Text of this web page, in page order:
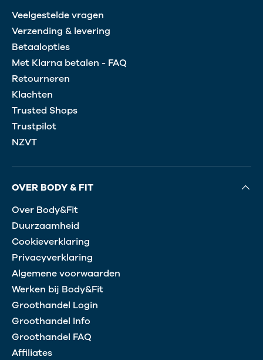
Veelgestelde vragen
Verzending & levering
Betaalopties
Met Klarna betalen - FAQ
Retourneren
Klachten
Trusted Shops
Trustpilot
NZVT
OVER BODY & FIT
Over Body&Fit
Duurzaamheid
Cookieverklaring
Privacyverklaring
Algemene voorwaarden
Werken bij Body&Fit
Groothandel Login
Groothandel Info
Groothandel FAQ
Affiliates